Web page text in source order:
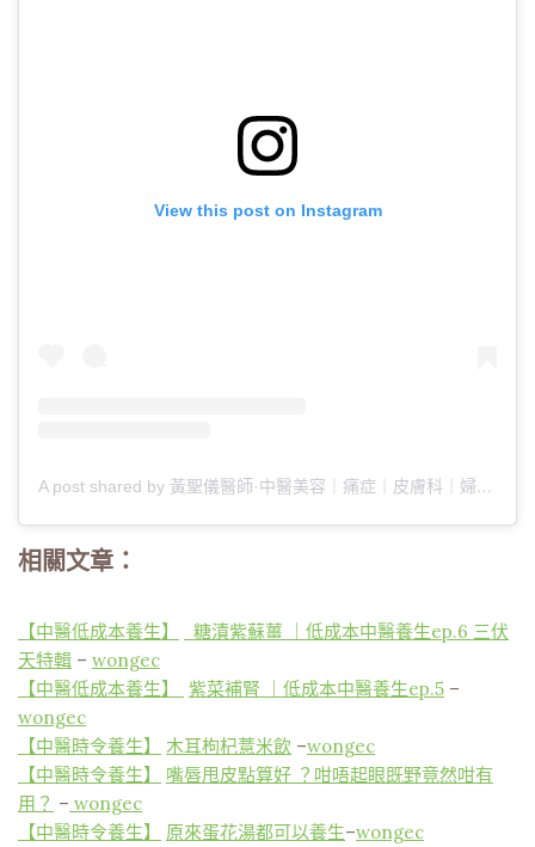
View this post on Instagram
A post shared by 黃聖儀醫師·中醫美容｜痛症｜皮膚科｜婦科｜埋線減肥｜小顏整骨 (@wongec_jenny)
相關文章：
【中醫低成本養生】
糖漬紫蘇薑 ｜低成本中醫養生ep.6 三伏
天特輯 – wongec
【中醫低成本養生】
紫菜補腎 ｜低成本中醫養生ep.5 –
wongec
【中醫時令養生】
木耳枸杞薏米飲 –wongec
【中醫時令養生】
嘴唇甩皮點算好 ？咁唔起眼既野竟然咁有
用？ – wongec
【中醫時令養生】
原來蛋花湯都可以養生–wongec